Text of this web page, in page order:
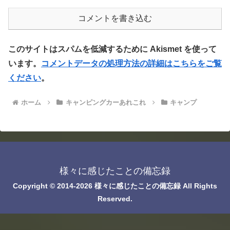
コメントを書き込む
このサイトはスパムを低減するために Akismet を使って
います。
コメントデータの処理方法の詳細はこちらをご覧
ください。
ホーム キャンピングカーあれこれ キャンプ
様々に感じたことの備忘録
Copyright © 2014-2026 様々に感じたことの備忘録 All Rights
Reserved.